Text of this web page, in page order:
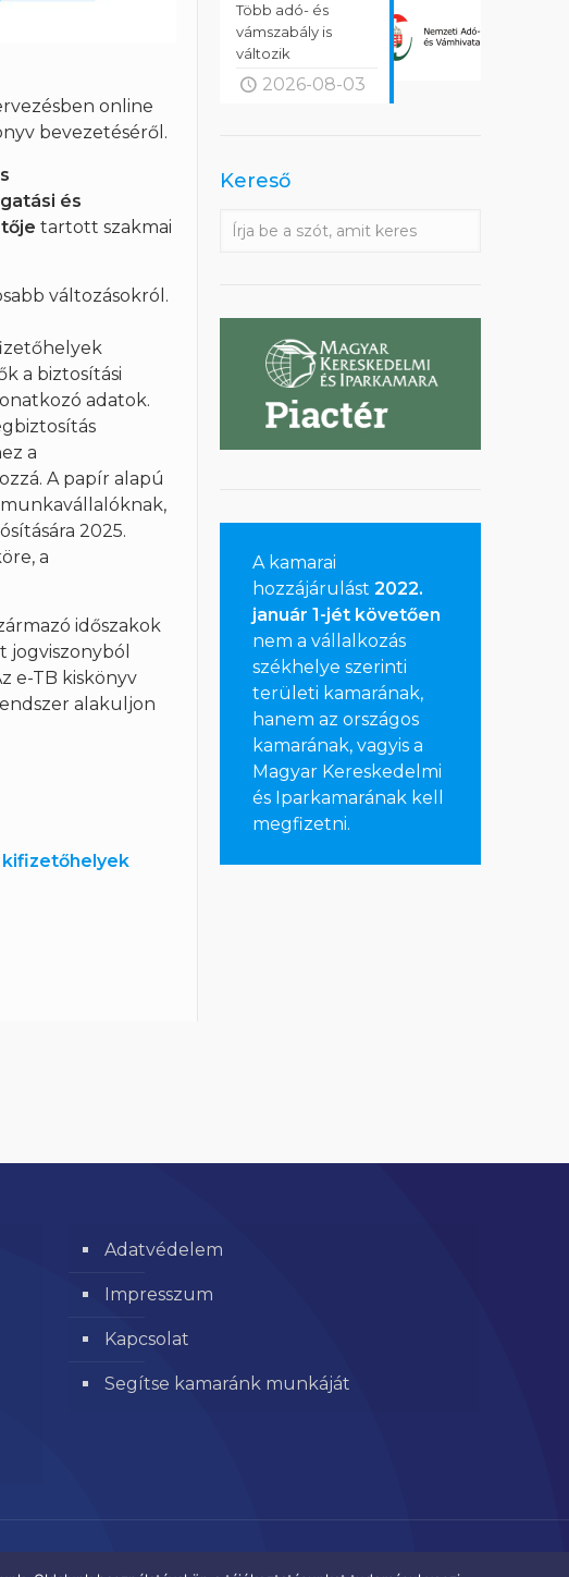
online
bevezetéséről.
és
tartott szakmai
változásokról.
a biztosítási
adatok.
a
A papír alapú
2025.
a
időszakok
jogviszonyból
e-TB kiskönyv
alakuljon
kifizetőhelyek
Több adó- és
vámszabály is
változik
2026-08-03
Kereső
A kamarai
hozzájárulást 2022.
január 1-jét követően
nem a vállalkozás
székhelye szerinti
területi kamarának,
hanem az országos
kamarának, vagyis a
Magyar Kereskedelmi
és Iparkamarának kell
megfizetni.
Adatvédelem
Impresszum
Kapcsolat
Segítse kamaránk munkáját